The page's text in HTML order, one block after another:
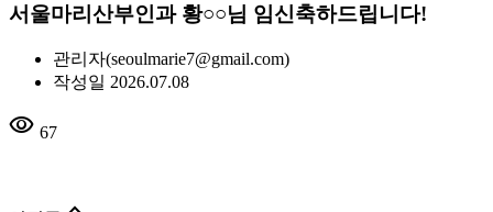
서울마리산부인과 황○○님 임신축하드립니다!
관리자(seoulmarie7@gmail.com)
작성일 2026.07.08
visibility 67